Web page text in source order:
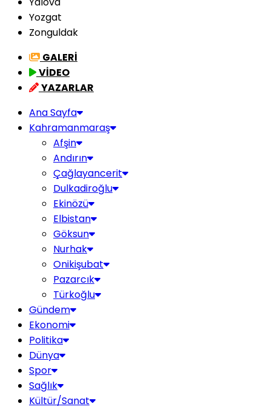
Yozgat
Zonguldak
GALERİ
VİDEO
YAZARLAR
Ana Sayfa
Kahramanmaraş
Afşin
Andırın
Çağlayancerit
Dulkadiroğlu
Ekinözü
Elbistan
Göksun
Nurhak
Onikişubat
Pazarcık
Türkoğlu
Gündem
Ekonomi
Politika
Dünya
Spor
Sağlık
Kültür/Sanat